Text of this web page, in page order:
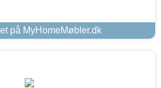
på MyHomeMøbler.dk